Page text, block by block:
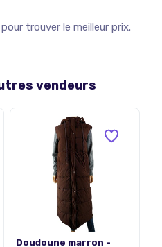
trouver le meilleur prix.
vendeurs
Doudoune marron -